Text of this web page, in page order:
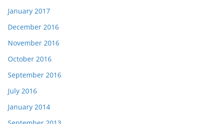
January 2017
December 2016
November 2016
October 2016
September 2016
July 2016
January 2014